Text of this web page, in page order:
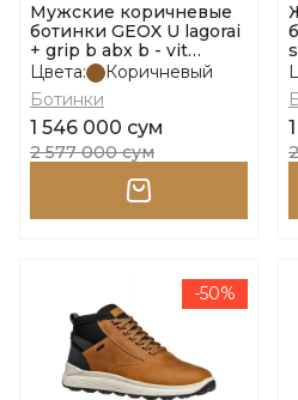
Мужские коричневые
ботинки GEOX U lagorai
+ grip b abx b - vit
размер 41
Цвета:
Коричневый
Ботинки
1 546 000 сум
2 577 000 сум
-50%